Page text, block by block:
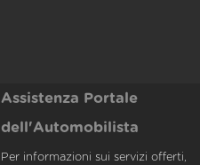
Assistenza Portale
dell'Automobilista
Per informazioni sui servizi offerti,